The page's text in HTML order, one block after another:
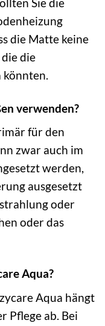
die Matte keine
die
verwenden?
für den
zwar auch im
werden,
ausgesetzt
oder
oder das
Aqua?
Aqua hängt
Pflege ab. Bei